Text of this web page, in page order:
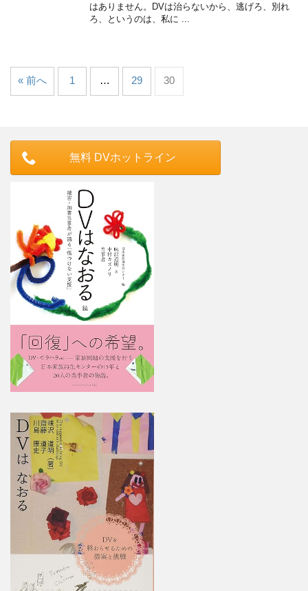
はありません。DVは治らないから、逃げろ、別れ
ろ、というのは、私に ...
« 前へ 1 … 29 30
無料 DVホットライン